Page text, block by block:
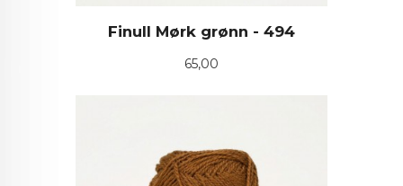
Finull Mørk grønn - 494
Pris
65,00